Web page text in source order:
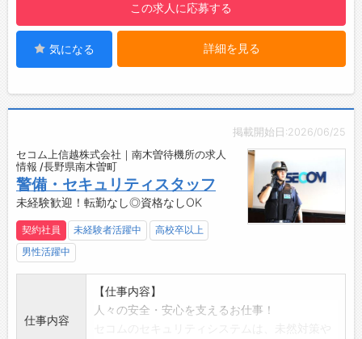
この求人に応募する
気になる 詳細を見る
掲載開始日:2026/06/25
セコム上信越株式会社｜南木曽待機所の求人
情報 /長野県南木曽町
警備・セキュリティスタッフ
未経験歓迎！転勤なし◎資格なしOK
契約社員 未経験者活躍中
高校卒以上
男性活躍中
仕事内容
【仕事内容】
人々の安全・安心を支えるお仕事！